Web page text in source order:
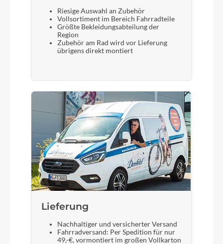
Steuersatz
ACROS AZF-1035, ICR (Integrated Cable
Routing), Top Zero-Stack 1 1/2" (ZS 56mm),
Bottom Zero-Stack 1 1/2" (ZS 56mm), HIC
Sattel
ACID Sequence 180
Gabel
RockShox Recon Silver RL Air, Tapered,
15x110mm, 100mm
Display
Sattelstütze
Riesige Auswahl an Zubehör
Vollsortiment im Bereich Fahrradteile
Größte Bekleidungsabteilung der
Region
Zubehör am Rad wird vor Lieferung
übrigens direkt montiert
Lieferung
Nachhaltiger und versicherter Versand
Fahrradversand: Per Spedition für nur
49,-€, vormontiert im großen Vollkarton